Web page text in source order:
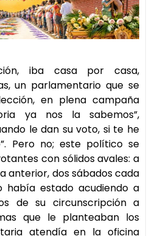
iba casa por casa,
un parlamentario que se
en plena campaña
ya nos la sabemos”,
le dan su voto, si te he
Pero no; este político se
con sólidos avales: a
anterior, dos sábados cada
había estado acudiendo a
de su circunscripción a
que le planteaban los
atendía en la oficina